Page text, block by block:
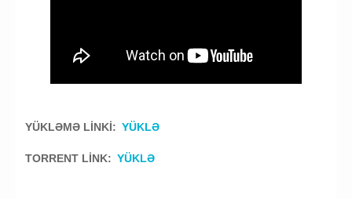
YÜKLƏMƏ LİNKİ: YÜKLƏ
TORRENT LİNK: YÜKLƏ